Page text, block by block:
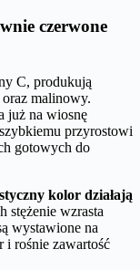
czerwone
C, produkują
malinowy.
już na wiosnę
przyrostowi
gotowych do
kolor działają
stężenie wzrasta
wystawione na
i rośnie zawartość